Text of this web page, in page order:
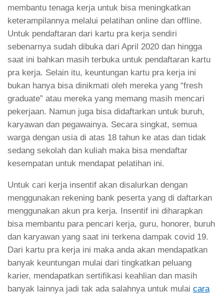
membantu tenaga kerja untuk bisa meningkatkan
keterampilannya melalui pelatihan online dan offline.
Untuk pendaftaran dari kartu pra kerja sendiri
sebenarnya sudah dibuka dari April 2020 dan hingga
saat ini bahkan masih terbuka untuk pendaftaran kartu
pra kerja. Selain itu, keuntungan kartu pra kerja ini
bukan hanya bisa dinikmati oleh mereka yang “fresh
graduate” atau mereka yang memang masih mencari
pekerjaan. Namun juga bisa didaftarkan untuk buruh,
karyawan dan pegawainya. Secara singkat, semua
warga dengan usia di atas 18 tahun ke atas dan tidak
sedang sekolah dan kuliah maka bisa mendaftar
kesempatan untuk mendapat pelatihan ini.
Untuk cari kerja insentif akan disalurkan dengan
menggunakan rekening bank peserta yang di daftarkan
menggunakan akun pra kerja. Insentif ini diharapkan
bisa membantu para pencari kerja, guru, honorer, buruh
dan karyawan yang saat ini terkena dampak covid 19.
Dari kartu pra kerja ini maka anda akan mendapatkan
banyak keuntungan mulai dari tingkatkan peluang
karier, mendapatkan sertifikasi keahlian dan masih
banyak lainnya jadi tak ada salahnya untuk mulai cara